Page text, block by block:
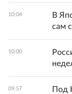
10:04
В
сам
10:00
09:57
Под